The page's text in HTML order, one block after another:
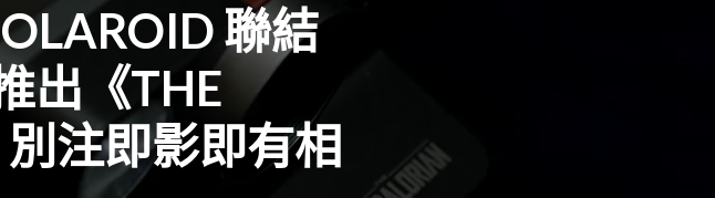
聯結
出《THE
注即影即有相